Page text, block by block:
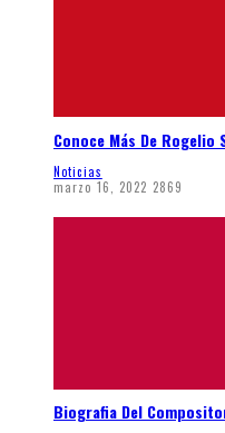
Conoce Más De Rogelio
Noticias
marzo 16, 2022 2869
Biografia Del